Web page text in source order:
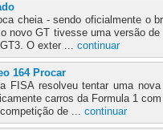
cheia - sendo oficialmente o
novo GT tivesse uma versão
O exter ... continuar
164 Procar
FISA resolveu tentar uma
carros da Formula 1
de ... continuar